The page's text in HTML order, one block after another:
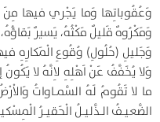
وَعُقُوباتِها وَما يَجْري فيها مِنَ
وَمَكْرُوهٌ قَليلٌ مَكْثُهُ، يَسيرٌ
وَجَليلِ (حُلُولِ) وُقُوعِ الْمَكارِهِ
وَلا يُخَفَّفُ عَنْ اَهْلِهِ لاِنَّهُ لا
ما لا تَقُومُ لَهُ السَّمـاواتُ
الضَّعيـفُ الـذَّليـلُ الْحَقيـرُ